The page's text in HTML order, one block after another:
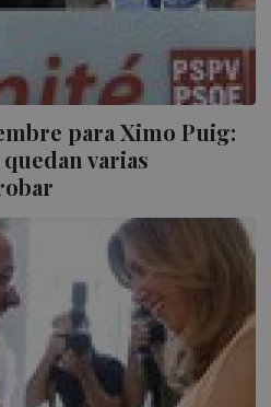
para Ximo Puig:
varias